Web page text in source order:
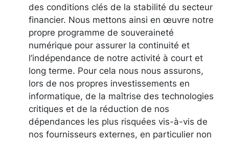
des conditions clés de la stabilité du secteur
financier. Nous mettons ainsi en œuvre notre
propre programme de souveraineté
numérique pour assurer la continuité et
l’indépendance de notre activité à court et
long terme. Pour cela nous nous assurons,
lors de nos propres investissements en
informatique, de la maîtrise des technologies
critiques et de la réduction de nos
dépendances les plus risquées vis-à-vis de
nos fournisseurs externes, en particulier non